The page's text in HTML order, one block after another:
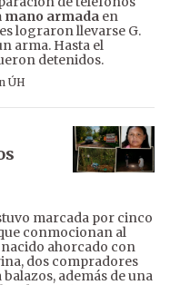
mano armada en
lograron llevarse G.
arma. Hasta el
detenidos.
ÚH
marcada por cinco
conmocionan al
ahorcado con
dos compradores
además de una